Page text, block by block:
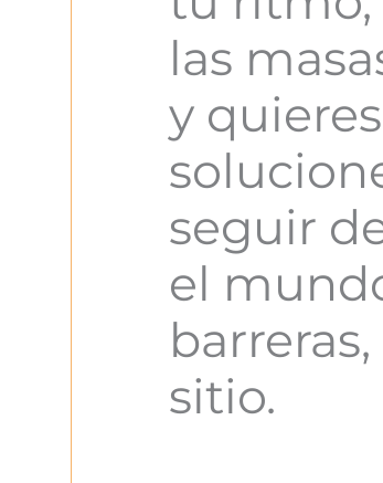
las
y
seguir
el
sitio.